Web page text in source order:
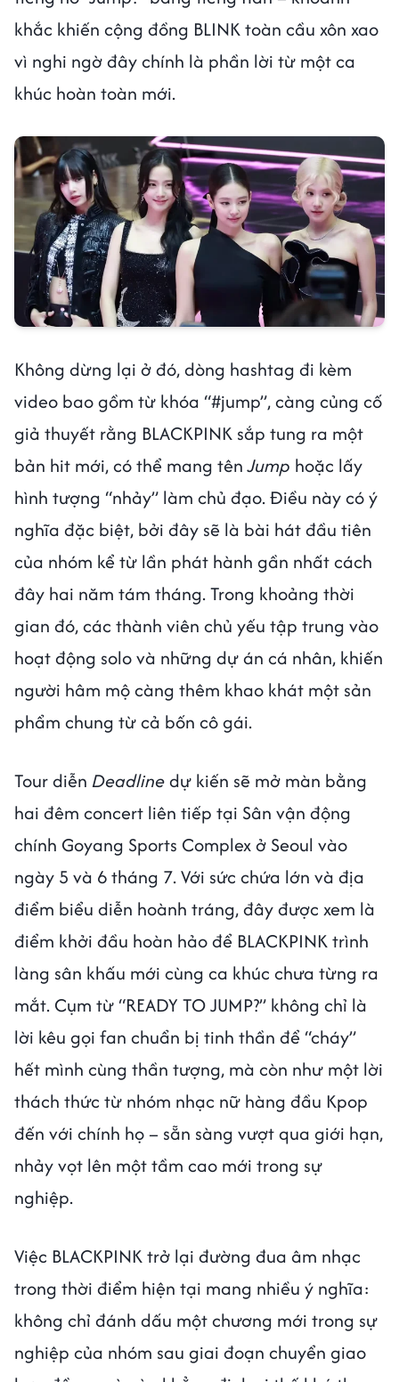
khắc khiến cộng đồng BLINK toàn cầu xôn xao
vì nghi ngờ đây chính là phần lời từ một ca
khúc hoàn toàn mới.
Không dừng lại ở đó, dòng hashtag đi kèm
video bao gồm từ khóa “#jump”, càng củng cố
giả thuyết rằng BLACKPINK sắp tung ra một
bản hit mới, có thể mang tênJump hoặc lấy
hình tượng “nhảy” làm chủ đạo. Điều này có ý
nghĩa đặc biệt, bởi đây sẽ là bài hát đầu tiên
của nhóm kể từ lần phát hành gần nhất cách
đây hai năm tám tháng. Trong khoảng thời
gian đó, các thành viên chủ yếu tập trung vào
hoạt động solo và những dự án cá nhân, khiến
người hâm mộ càng thêm khao khát một sản
phẩm chung từ cả bốn cô gái.
Tour diễn Deadlinedự kiến sẽ mở màn bằng
hai đêm concert liên tiếp tại Sân vận động
chính Goyang Sports Complex ở Seoul vào
ngày 5 và 6 tháng 7. Với sức chứa lớn và địa
điểm biểu diễn hoành tráng, đây được xem là
điểm khởi đầu hoàn hảo để BLACKPINK trình
làng sân khấu mới cùng ca khúc chưa từng ra
mắt. Cụm từ “READY TO JUMP?” không chỉ là
lời kêu gọi fan chuẩn bị tinh thần để “cháy”
hết mình cùng thần tượng, mà còn như một lời
thách thức từ nhóm nhạc nữ hàng đầu Kpop
đến với chính họ – sẵn sàng vượt qua giới hạn,
nhảy vọt lên một tầm cao mới trong sự
nghiệp.
Việc BLACKPINK trở lại đường đua âm nhạc
trong thời điểm hiện tại mang nhiều ý nghĩa:
không chỉ đánh dấu một chương mới trong sự
nghiệp của nhóm sau giai đoạn chuyển giao